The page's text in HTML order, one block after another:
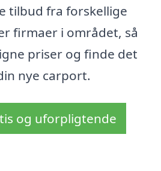
tilbud fra forskellige
firmaer i området, så
priser og finde det
nye carport.
og uforpligtende